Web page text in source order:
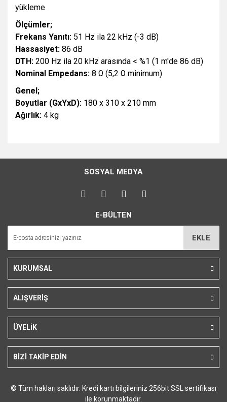
yükleme
Ölçümler;
Frekans Yanıtı: 51 Hz ila 22 kHz (-3 dB)
Hassasiyet: 86 dB
DTH: 200 Hz ila 20 kHz arasında < %1 (1 m'de 86 dB)
Nominal Empedans: 8 Ω (5,2 Ω minimum)
Genel;
Boyutlar (GxYxD): 180 x 310 x 210 mm
Ağırlık: 4 kg
konularda yetersiz gördüğünüz noktaları öneri formunu
kullanarak tarafımıza iletebilirsiniz.
Görüş ve önerileriniz için teşekkür ederiz.
Ürün açıklamasında eksik bilgiler bulunuyor.
Bu ürüne benzer farklı alternatifler olmalı.
SOSYAL MEDYA
E-BÜLTEN
EKLE
KURUMSAL
ALIŞVERİŞ
ÜYELİK
BİZİ TAKİP EDİN
© Tüm hakları saklıdır. Kredi kartı bilgileriniz 256bit SSL sertifikası
ile korunmaktadır.